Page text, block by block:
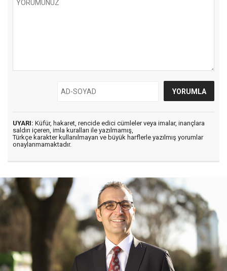
UYARI: Küfür, hakaret, rencide edici cümleler veya imalar, inançlara
saldırı içeren, imla kuralları ile yazılmamış,
Türkçe karakter kullanılmayan ve büyük harflerle yazılmış yorumlar
onaylanmamaktadır.